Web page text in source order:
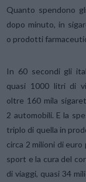
Quanto spendono
dopo minuto, in
o prodotti
In 60 secondi gli
quasi 1000 litri di
oltre 160 mila
2 automobili. E la
triplo di quella in
circa 2 milioni di
sport e la cura del
di viaggi, quasi 34